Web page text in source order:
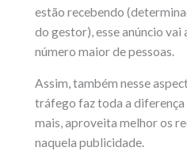
estão recebendo
do gestor), esse anúncio vai
número maior de pessoas.
Assim, também nesse
tráfego faz toda a
mais, aproveita melhor os
naquela publicidade.